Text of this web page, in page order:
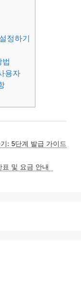
정하기
용자
: 5단계 발급 가이드
및 요금 안내